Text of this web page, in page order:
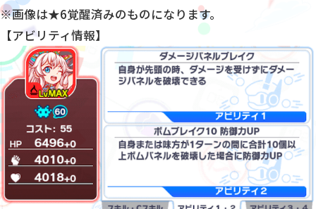
※画像は★6覚醒済みのものになります。
【アビリティ情報】